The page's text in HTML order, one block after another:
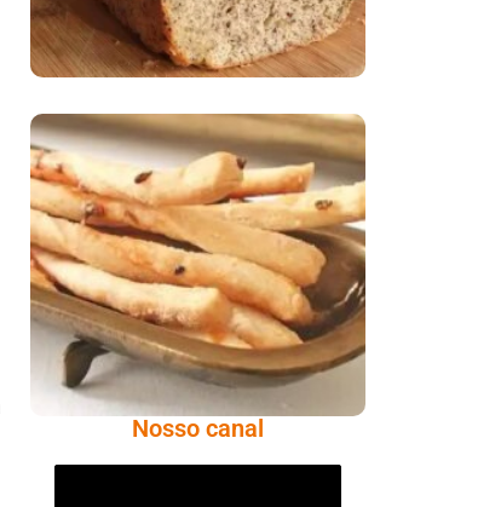
Comer Bem:
Palitinhos De Cebola
E Salsa
Nosso canal